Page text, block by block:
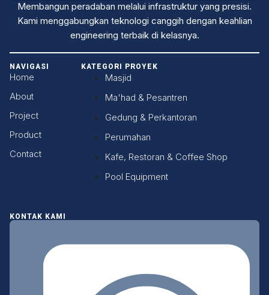
Membangun peradaban melalui infrastruktur yang presisi.
Kami menggabungkan teknologi canggih dengan keahlian
engineering terbaik di kelasnya.
NAVIGASI
Home
About
Project
Product
Contact
KATEGORI PROYEK
Masjid
Ma'had & Pesantren
Gedung & Perkantoran
Perumahan
Kafe, Restoran & Coffee Shop
Pool Equipment
KONTAK KAMI